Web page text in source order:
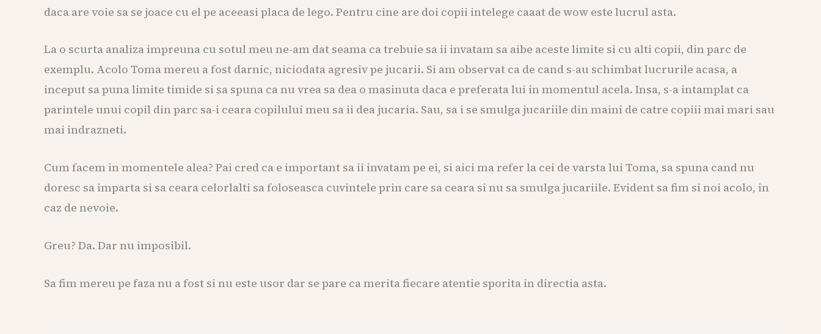
daca are voie sa se joace cu el pe aceeasi placa de lego. Pentru cine are doi copii intelege caaat de wow este lucrul asta.
La o scurta analiza impreuna cu sotul meu ne-am dat seama ca trebuie sa ii invatam sa aibe aceste limite si cu alti copii, din parc de
exemplu. Acolo Toma mereu a fost darnic, niciodata agresiv pe jucarii. Si am observat ca de cand s-au schimbat lucrurile acasa, a
inceput sa puna limite timide si sa spuna ca nu vrea sa dea o masinuta daca e preferata lui in momentul acela. Insa, s-a intamplat ca
parintele unui copil din parc sa-i ceara copilului meu sa ii dea jucaria. Sau, sa i se smulga jucariile din maini de catre copiii mai mari sau
mai indrazneti.
Cum facem in momentele alea? Pai cred ca e important sa ii invatam pe ei, si aici ma refer la cei de varsta lui Toma, sa spuna cand nu
doresc sa imparta si sa ceara celorlalti sa foloseasca cuvintele prin care sa ceara si nu sa smulga jucariile. Evident sa fim si noi acolo, in
caz de nevoie.
Greu? Da. Dar nu imposibil.
Sa fim mereu pe faza nu a fost si nu este usor dar se pare ca merita fiecare atentie sporita in directia asta.